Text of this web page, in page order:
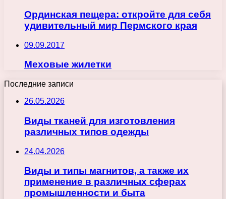
Ординская пещера: откройте для себя
удивительный мир Пермского края
09.09.2017
Меховые жилетки
Последние записи
26.05.2026
Виды тканей для изготовления
различных типов одежды
24.04.2026
Виды и типы магнитов, а также их
применение в различных сферах
промышленности и быта